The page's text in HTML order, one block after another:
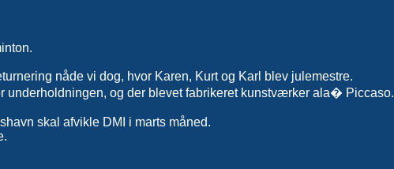
nåde vi dog, hvor Karen, Kurt og Karl blev julemestre.
underholdningen, og der blevet fabrikeret kunstværker ala� Piccaso.
skal afvikle DMI i marts måned.